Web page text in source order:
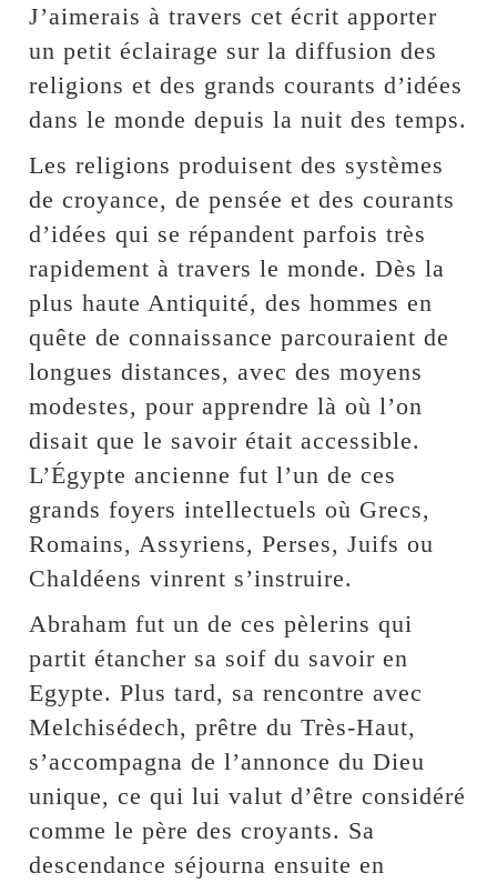
J’aimerais à travers cet écrit apporter
un petit éclairage sur la diffusion des
religions et des grands courants d’idées
dans le monde depuis la nuit des temps.
Les religions produisent des systèmes
de croyance, de pensée et des courants
d’idées qui se répandent parfois très
rapidement à travers le monde. Dès la
plus haute Antiquité, des hommes en
quête de connaissance parcouraient de
longues distances, avec des moyens
modestes, pour apprendre là où l’on
disait que le savoir était accessible.
L’Égypte ancienne fut l’un de ces
grands foyers intellectuels où Grecs,
Romains, Assyriens, Perses, Juifs ou
Chaldéens vinrent s’instruire.
Abraham fut un de ces pèlerins qui
partit étancher sa soif du savoir en
Egypte. Plus tard, sa rencontre avec
Melchisédech, prêtre du Très-Haut,
s’accompagna de l’annonce du Dieu
unique, ce qui lui valut d’être considéré
comme le père des croyants. Sa
descendance séjourna ensuite en